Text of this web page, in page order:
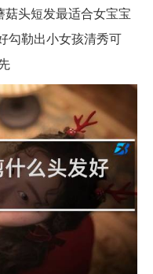
头短发最适合女宝宝
勾勒出小女孩清秀可